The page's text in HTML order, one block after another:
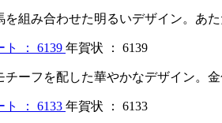
組み合わせた明るいデザイン。あ
年賀状 ： 6139
ーフを配した華やかなデザイン。
年賀状 ： 6133